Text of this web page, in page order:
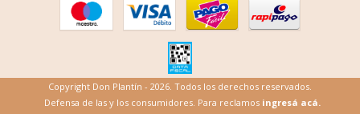
Copyright Don Plantín - 2026. Todos los derechos reservados.
Defensa de las y los consumidores. Para reclamos ingresá acá.